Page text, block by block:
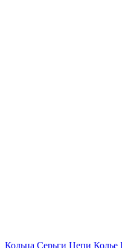
Кольца Серьги Цепи Колье